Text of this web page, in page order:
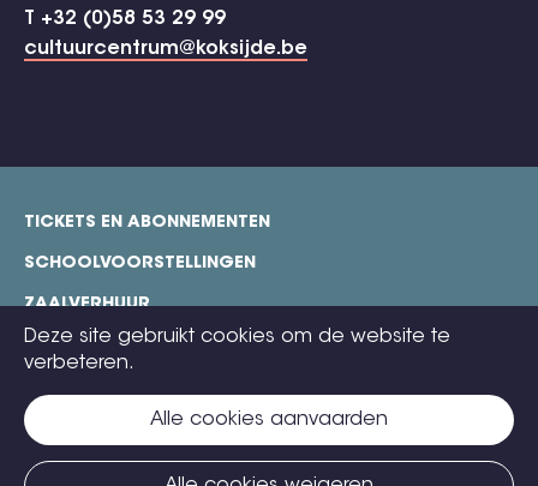
T +32 (0)58 53 29 99
cultuurcentrum@koksijde.be
Deze site gebruikt cookies om de website te
verbeteren.
Alle cookies aanvaarden
footer
TICKETS EN ABONNEMENTEN
SCHOOLVOORSTELLINGEN
ZAALVERHUUR
TECHNISCHE FICHES
CONTACT
TICKETS